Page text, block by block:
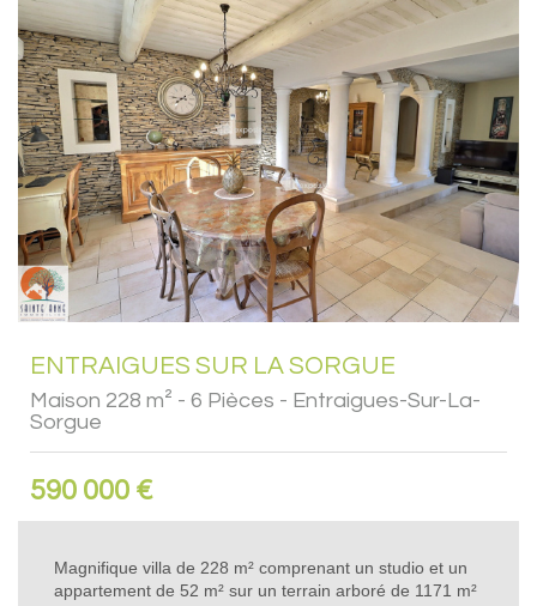
ENTRAIGUES SUR LA SORGUE
Maison 228 m² - 6 Pièces - Entraigues-Sur-La-
Sorgue
590 000 €
Magnifique villa de 228 m² comprenant un studio et un
appartement de 52 m² sur un terrain arboré de 1171 m²